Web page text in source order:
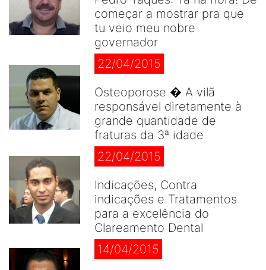
começar a mostrar pra que
tu veio meu nobre
governador
22/04/2015
Osteoporose � A vilã
responsável diretamente à
grande quantidade de
fraturas da 3ª idade
22/04/2015
Indicações, Contra
indicações e Tratamentos
para a excelência do
Clareamento Dental
14/04/2015